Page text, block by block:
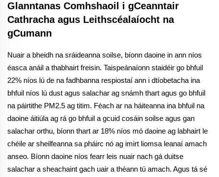
Glanntanas Comhshaoil i gCeanntair
Cathracha agus Leithscéalaíocht na
gCumann
Nuair a bheidh na sráideanna soilse, bíonn daoine in ann níos
éasca anáil a thabhairt freisin. Taispeánaíonn staidéir go bhfuil
22% níos lú de na fadhbanna respiostaí ann i dtíobetacha ina
bhfuil níos lú dust agus salachar ag snámh thart agus go bhfuil
na páirtithe PM2.5 ag titim. Féach ar na háiteanna ina bhfuil na
daoine áitiúla ag rá go bhfuil a gcuid cosáin soilse agus gan
salachar orthu, bíonn thart ar 18% níos mó daoine ag labhairt le
chéile ar sheilfeanna sa pháirc nó ag imirt liomsa leanaí amach
anseo. Bíonn daoine níos fearr leis nuair nach gá duitse
salachar a sheachaint gach uair a théann tú amach. Agus tá sé